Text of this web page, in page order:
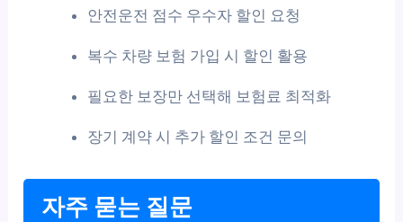
안전운전 점수 우수자 할인 요청
복수 차량 보험 가입 시 할인 활용
필요한 보장만 선택해 보험료 최적화
장기 계약 시 추가 할인 조건 문의
자주 묻는 질문